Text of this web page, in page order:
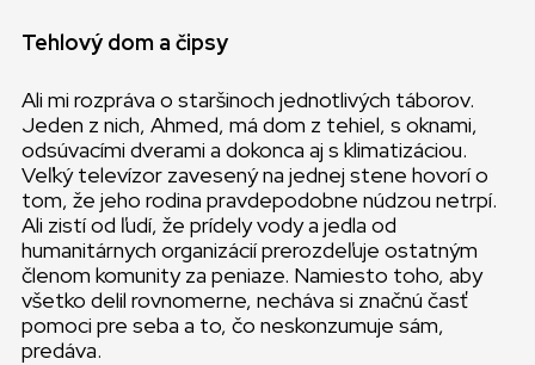
Tehlový dom a čipsy
Ali mi rozpráva o staršinoch jednotlivých táborov.
Jeden z nich, Ahmed, má dom z tehiel, s oknami,
odsúvacími dverami a dokonca aj s klimatizáciou.
Veľký televízor zavesený na jednej stene hovorí o
tom, že jeho rodina pravdepodobne núdzou netrpí.
Ali zistí od ľudí, že prídely vody a jedla od
humanitárnych organizácií prerozdeľuje ostatným
členom komunity za peniaze. Namiesto toho, aby
všetko delil rovnomerne, necháva si značnú časť
pomoci pre seba a to, čo neskonzumuje sám,
predáva.